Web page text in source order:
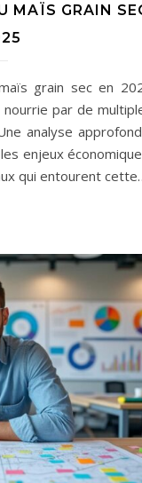
MAÏS GRAIN
grain sec en
par de
analyse
enjeux
qui entourent